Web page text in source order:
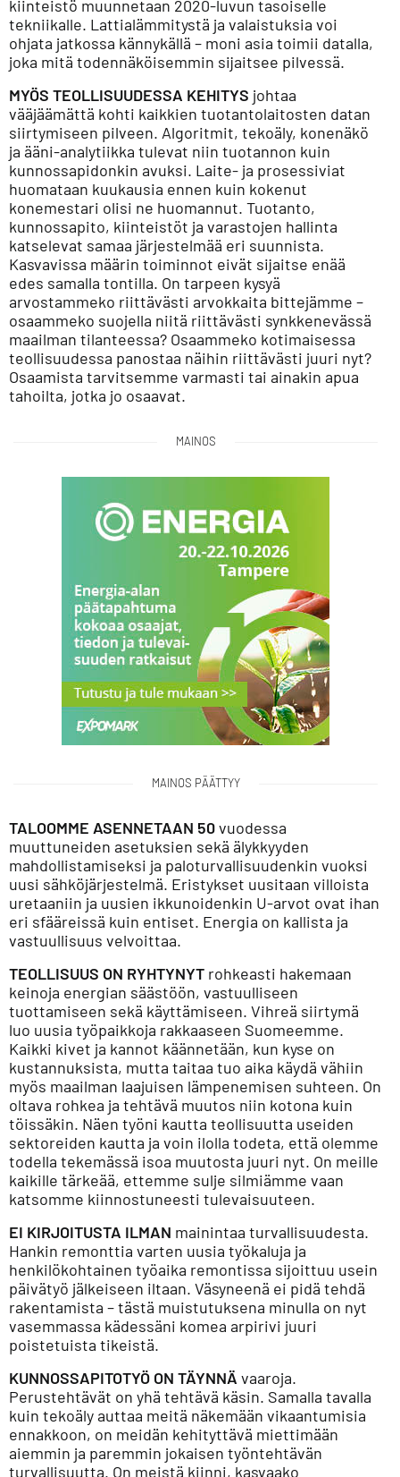
kiinteistö muunnetaan 2020-luvun tasoiselle
tekniikalle. Lattialämmitystä ja valaistuksia voi
ohjata jatkossa kännykällä – moni asia toimii datalla,
joka mitä todennäköisemmin sijaitsee pilvessä.
MYÖS TEOLLISUUDESSA KEHITYS johtaa
vääjäämättä kohti kaikkien tuotantolaitosten datan
siirtymiseen pilveen. Algoritmit, tekoäly, konenäkö
ja ääni-analytiikka tulevat niin tuotannon kuin
kunnossapidonkin avuksi. Laite- ja prosessiviat
huomataan kuukausia ennen kuin kokenut
konemestari olisi ne huomannut. Tuotanto,
kunnossapito, kiinteistöt ja varastojen hallinta
katselevat samaa järjestelmää eri suunnista.
Kasvavissa määrin toiminnot eivät sijaitse enää
edes samalla tontilla. On tarpeen kysyä
arvostammeko riittävästi arvokkaita bittejämme –
osaammeko suojella niitä riittävästi synkkenevässä
maailman tilanteessa? Osaammeko kotimaisessa
teollisuudessa panostaa näihin riittävästi juuri nyt?
Osaamista tarvitsemme varmasti tai ainakin apua
tahoilta, jotka jo osaavat.
MAINOS
MAINOS PÄÄTTYY
TALOOMME ASENNETAAN 50vuodessa
muuttuneiden asetuksien sekä älykkyyden
mahdollistamiseksi ja paloturvallisuudenkin vuoksi
uusi sähköjärjestelmä. Eristykset uusitaan villoista
uretaaniin ja uusien ikkunoidenkin U-arvot ovat ihan
eri sfääreissä kuin entiset. Energia on kallista ja
vastuullisuus velvoittaa.
TEOLLISUUS ON RYHTYNYT rohkeasti hakemaan
keinoja energian säästöön, vastuulliseen
tuottamiseen sekä käyttämiseen. Vihreä siirtymä
luo uusia työpaikkoja rakkaaseen Suomeemme.
Kaikki kivet ja kannot käännetään, kun kyse on
kustannuksista, mutta taitaa tuo aika käydä vähiin
myös maailman laajuisen lämpenemisen suhteen. On
oltava rohkea ja tehtävä muutos niin kotona kuin
töissäkin. Näen työni kautta teollisuutta useiden
sektoreiden kautta ja voin ilolla todeta, että olemme
todella tekemässä isoa muutosta juuri nyt. On meille
kaikille tärkeää, ettemme sulje silmiämme vaan
katsomme kiinnostuneesti tulevaisuuteen.
EI KIRJOITUSTA ILMAN mainintaa turvallisuudesta.
Hankin remonttia varten uusia työkaluja ja
henkilökohtainen työaika remontissa sijoittuu usein
päivätyö jälkeiseen iltaan. Väsyneenä ei pidä tehdä
rakentamista – tästä muistutuksena minulla on nyt
vasemmassa kädessäni komea arpirivi juuri
poistetuista tikeistä.
KUNNOSSAPITOTYÖ ON TÄYNNÄ vaaroja.
Perustehtävät on yhä tehtävä käsin. Samalla tavalla
kuin tekoäly auttaa meitä näkemään vikaantumisia
ennakkoon, on meidän kehityttävä miettimään
aiemmin ja paremmin jokaisen työntehtävän
turvallisuutta. On meistä kiinni, kasvaako